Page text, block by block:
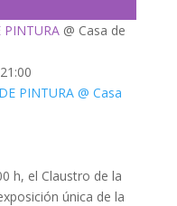
PINTURA @ Casa de
h, el Claustro de la
única de la